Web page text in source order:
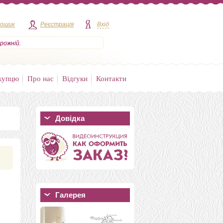
Реєстрація Вхід
Про нас Відгуки Контакти
Довідка
Галерея
Палантин валяный